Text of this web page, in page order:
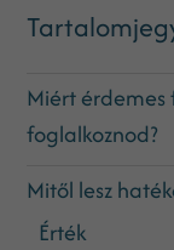
Miért
foglalkoznod?
Mitől lesz
Érték